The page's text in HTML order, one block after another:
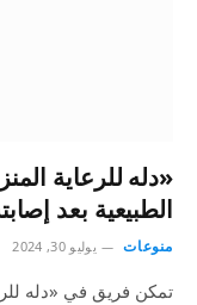
«دله للرعاية
الطبيعية بعد
منوعات يوليو 30, 2024
تمكن فريق في «دله